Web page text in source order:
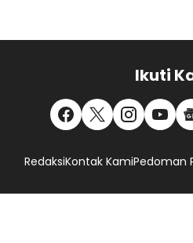
Ikuti
RedaksiKontak KamiPedoman